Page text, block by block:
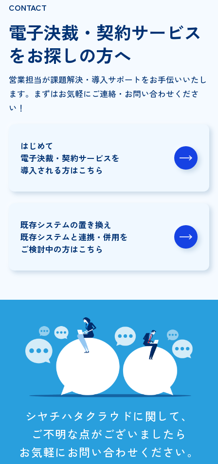
CONTACT
電子決裁・契約サービス
をお探しの方へ
営業担当が課題解決・導入サポートをお手伝いいたし
ます。 まずはお気軽にご連絡・お問い合わせくださ
い！
はじめて
電子決裁・契約サービスを
導入される方はこちら
既存システムの置き換え
既存システムと連携・併用を
ご検討中の方はこちら
シヤチハタクラウドに関して、
ご不明な点がございましたら
お気軽にお問い合わせください。